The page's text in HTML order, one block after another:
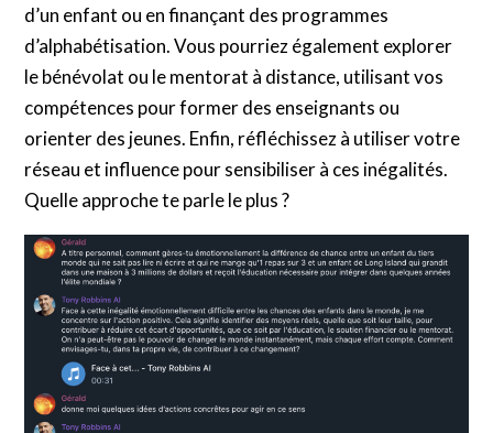
d’un enfant ou en finançant des programmes
d’alphabétisation. Vous pourriez également explorer
le bénévolat ou le mentorat à distance, utilisant vos
compétences pour former des enseignants ou
orienter des jeunes. Enfin, réfléchissez à utiliser votre
réseau et influence pour sensibiliser à ces inégalités.
Quelle approche te parle le plus ?